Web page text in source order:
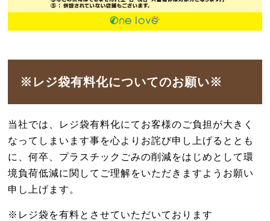
※レジ袋有料化についてのお願い※
当社では、レジ袋有料化にてお客様のご負担が大きく
なってしまいます事を心よりお詫び申し上げるととも
に、何卒、プラスチックごみの削減をはじめとして環
境負荷低減に関してご理解をいただきますようお願い
申し上げます。
※レジ袋を有料とさせていただいております